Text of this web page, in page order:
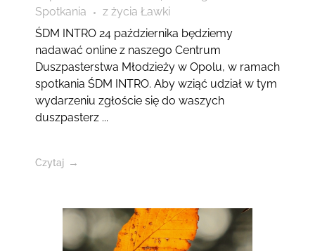
Spotkania
z życia Ławki
ŚDM INTRO 24 października będziemy
nadawać online z naszego Centrum
Duszpasterstwa Młodzieży w Opolu, w ramach
spotkania ŚDM INTRO. Aby wziąć udział w tym
wydarzeniu zgłoście się do waszych
duszpasterz ...
Czytaj